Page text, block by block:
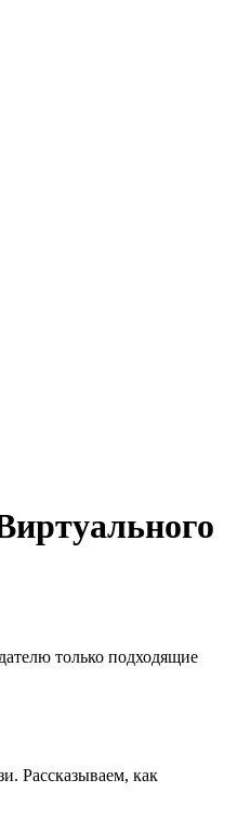
только подходящие
Рассказываем, как